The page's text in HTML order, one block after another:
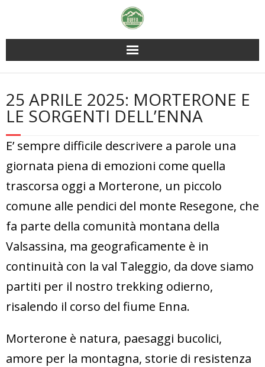
25 APRILE 2025: MORTERONE E
LE SORGENTI DELL’ENNA
E’ sempre difficile descrivere a parole una
giornata piena di emozioni come quella
trascorsa oggi a Morterone, un piccolo
comune alle pendici del monte Resegone, che
fa parte della comunità montana della
Valsassina, ma geograficamente è in
continuità con la val Taleggio, da dove siamo
partiti per il nostro trekking odierno,
risalendo il corso del fiume Enna.
Morterone è natura, paesaggi bucolici,
amore per la montagna, storie di resistenza